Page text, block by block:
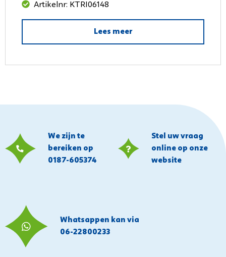
Artikelnr: KTRI06148
Lees meer
We zijn te
bereiken op
0187-605374
Stel uw vraag
online op onze
website
Whatsappen kan via
06-22800233